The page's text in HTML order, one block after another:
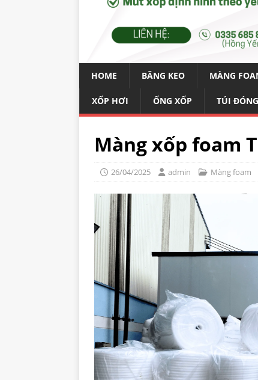
HOME BĂNG KEO MÀNG
XỐP HƠI ỐNG XỐP TÚI
Màng xốp foam
26/04/2025 admin Màng foam